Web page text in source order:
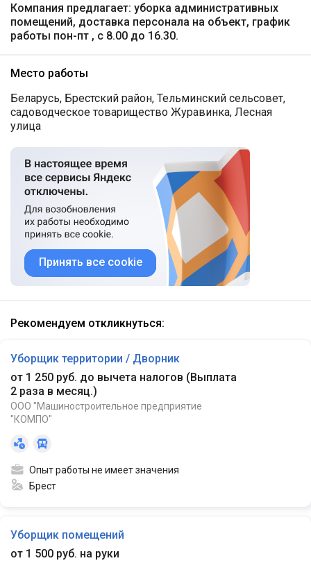
Компания предлагает: уборка административных
помещений, доставка персонала на объект, график
работы пон-пт , с 8.00 до 16.30.
Место работы
Беларусь, Брестский район, Тельминский сельсовет,
садоводческое товарищество Журавинка, Лесная
улица
Принять все cookie
Рекомендуем откликнуться:
Уборщик территории / Дворник
от 1 250 руб. до вычета налогов (Выплата
2 раза в месяц.)
ООО "Машиностроительное предприятие
"КОМПО"
Опыт работы не имеет значения
Брест
Уборщик помещений
от 1 500 руб. на руки